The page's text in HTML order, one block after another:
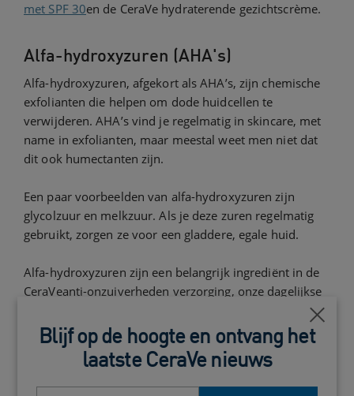
met SPF 30en de CeraVe hydraterende gezichtscrème.
Alfa-hydroxyzuren (AHA's)
Alfa-hydroxyzuren, afgekort als AHA’s, zijn chemische
exfolianten die helpen om dode huidcellen te
verwijderen. AHA’s vind je regelmatig in skincare, met
name in exfolianten, maar meestal weet men niet dat
dit ook humectanten zijn.
Een paar voorbeelden van alfa-hydroxyzuren zijn
glycolzuur en melkzuur. Als je deze zuren regelmatig
gebruikt, zorgen ze voor een gladdere, egale huid.
Alfa-hydroxyzuren zijn een belangrijk ingrediënt in de
CeraVeanti-onzuiverheden verzorging, onze dagelijkse
acneverzorging met melkzuur en glycolzuur. Ook in de
CeraVe SA anti-ruwe huid crèmevind je AHA’s. Dit is
een verzachtende crème met salicylzuur en melkzuur
die de huidtextuur helpt verbeteren.
Close
Blijf op de hoogte en ontvang het
laatste CeraVe nieuws